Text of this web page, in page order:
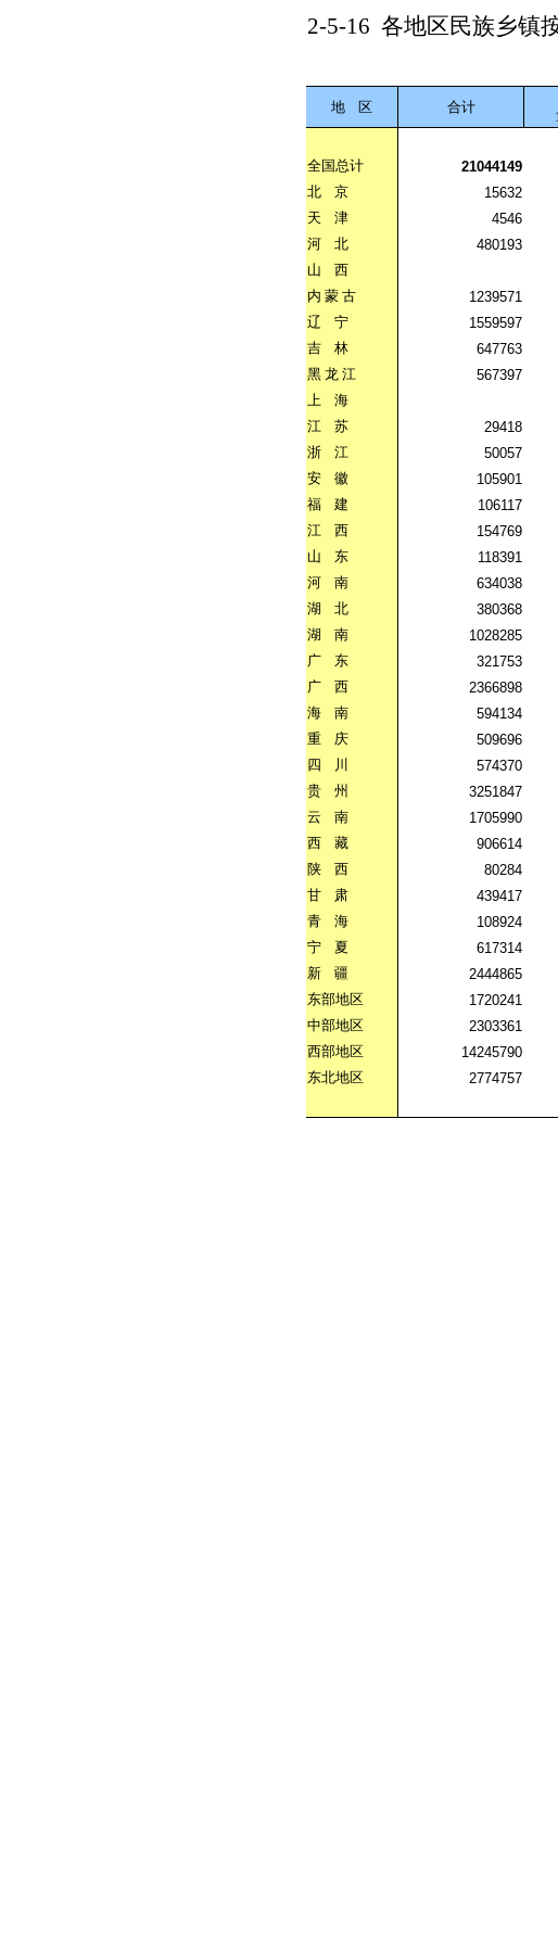
2-5-16 各地区民族乡镇
地 区 合计
全国总计 21044149
北
京 15632
天
津 4546
河
北 480193
山
西
内 蒙 古 1239571
辽
宁 1559597
吉
林 647763
黑 龙 江 567397
上
海
江
苏 29418
浙
江 50057
安
徽 105901
福
建 106117
江
西 154769
山
东 118391
河
南 634038
湖
北 380368
湖
南 1028285
广
东 321753
广
西 2366898
海
南 594134
重
庆 509696
四
川 574370
贵
州 3251847
云
南 1705990
西
藏 906614
陕
西 80284
甘
肃 439417
青
海 108924
宁
夏 617314
新
疆 2444865
东部地区
1720241
中部地区
2303361
西部地区
14245790
东北地区
2774757